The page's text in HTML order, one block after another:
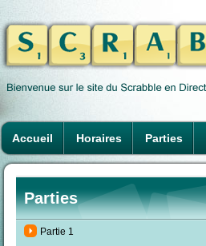
Accueil Horaires Parties
Parties
Partie 1